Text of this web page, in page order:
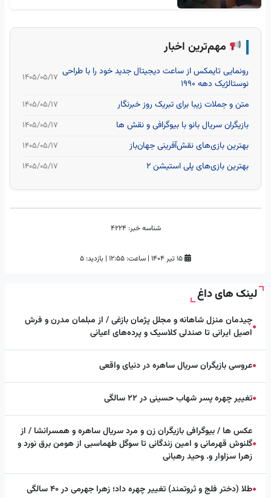
مهم‌ترین اخبار
رونمایی تایمکس از ساعت‌ دیجیتال جدید خود را با طراحی
نوستالژیک دهه 1990
۱۴۰۵/۰۵/۱۷
متن و جملات زیبا برای تبریک روز خبرنگار ۱۴۰۵/۰۵/۱۷
بازیگران سریال بانو با بیوگرافی و نقش ها ۱۴۰۵/۰۵/۱۷
بهترین بازی‌های نقش‌آفرینی جهان‌باز ۱۴۰۵/۰۵/۱۷
بهترین بازی‌های پلی استیشن ۲ ۱۴۰۵/۰۵/۱۷
شناسه خبر: 4224
| ساعت: ۱۲:۵۵ | بازدید: 5
لینک های داغ
●چیدمان منزل شاهانه و مجلل پژمان بازغی / از مبلمان مدرن و فرش
اصیل ایرانی تا صندلی کلاسیک و پرده‌های اعیانی
●عروسی بازیگران سریال ساهره در دنیای واقعی
●تغییر چهره پسر شهاب حسینی در ۲۲ سالگی
●
عکس ها / بیوگرافی بازیگران زن و مرد سریال ساهره و همسرانشا / از
گلنوش قهرمانی و امین زندگانی تا سوگل طهماسبی از هومن برق نورد و
زهرا سزاوار و. وحید رهبانی
●طلا (دختر فلج و ثروتمند) تغییر چهره داد؛ زهرا جهرمی در ۴۰ سالگی